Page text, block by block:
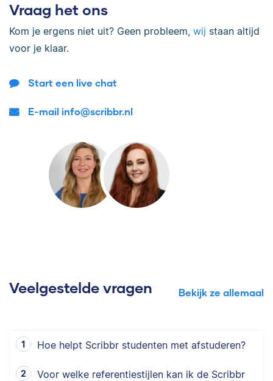
Vraag het ons
Kom je ergens niet uit? Geen probleem, wij staan altijd
voor je klaar.
Start een live chat
E-mail info@scribbr.nl
Veelgestelde vragen Bekijk ze allemaal
Hoe helpt Scribbr studenten met afstuderen?
Voor welke referentiestijlen kan ik de Scribbr